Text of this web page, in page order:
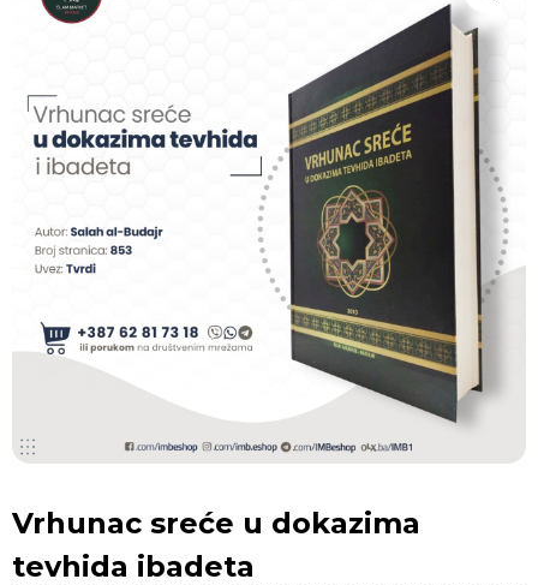
Vrhunac sreće u dokazima
tevhida ibadeta